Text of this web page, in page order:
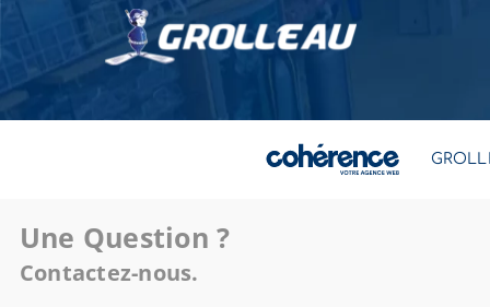
Une Question ?
Contactez-nous.